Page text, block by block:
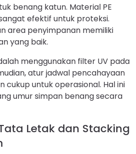
benang katun. Material PE
efektif untuk proteksi.
area penyimpanan memiliki
yang baik.
menggunakan filter UV pada
atur jadwal pencahayaan
cukup untuk operasional. Hal ini
umur simpan benang secara
Letak dan Stacking